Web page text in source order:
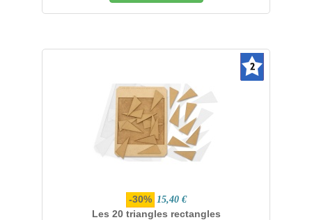
-30% 15,40 €
Les 20 triangles rectangles